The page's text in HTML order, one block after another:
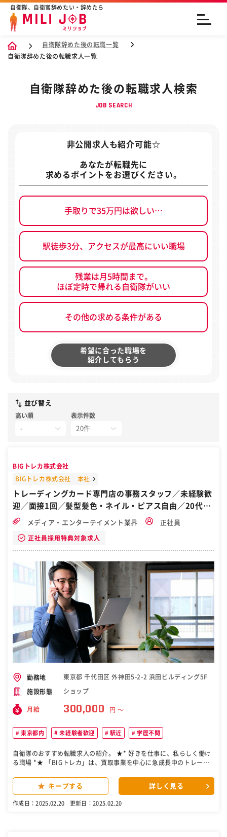
自衛隊、自衛官辞めたい・辞めたら
自衛隊辞めた後の転職一覧
自衛隊辞めた後の転職求人一覧
自衛隊辞めた後の転職求人検索
JOB SEARCH
非公開求人 も紹介可能☆
あなたが転職先に
求めるポイントをお選びください。
手取りで35万円は欲しい…
駅徒歩3分、アクセスが最高にいい職場
残業は月5時間まで。
ほぼ定時で帰れる自衛隊がいい
その他の求める条件がある
希望に合った職場を
紹介してもらう
並び替え
高い順 表示件数
BIGトレカ株式会社
BIGトレカ株式会社 本社
トレーディングカード専門店の事務スタッフ／未経験歓
迎／面接1回／髪型髪色・ネイル・ピアス自由／20代・
30代女性活躍中／月給30万円以上／自衛隊から転職／
メディア・エンターテイメント業界 正社員
正社員採用特典対象求人
勤務地 東京都 千代田区 外神田5-2-2 浜田ビルディング5F
施設形態 ショップ
月給 300,000 円 〜
東京都内 未経験者歓迎 駅近 学歴不問
自衛隊のおすすめ転職求人の紹介。 ★* 好きを仕事に、私らしく働け
る職場 *★ 「BIGトレカ」は、買取事業を中心に急成長中のトレーデ
にも支店を開設。今後もさらなる拡大を予定しています。今回は、そ
んな当社を支える事務職を募集することになりました◎ 以下のような
お仕事をお任せします。 ◆データ入力 （Excelを使って売上・在庫デ
キープする 詳しく見る
作成日：2025.02.20 更新日：2025.02.20